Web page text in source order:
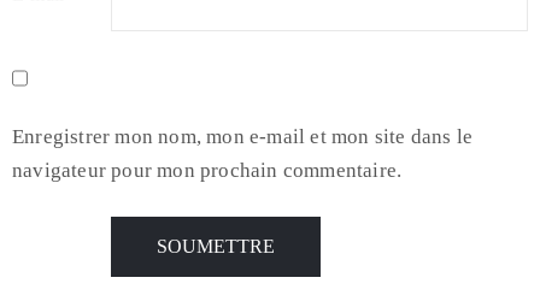
Enregistrer mon nom, mon e-mail et mon site dans le
navigateur pour mon prochain commentaire.